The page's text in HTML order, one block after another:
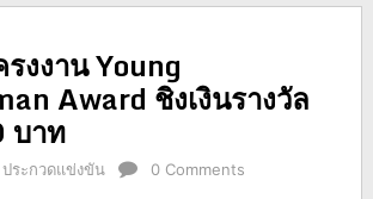
งงาน Young
Award ชิงเงินรางวัล
าท
ประกวดแข่งขัน 0 Comments